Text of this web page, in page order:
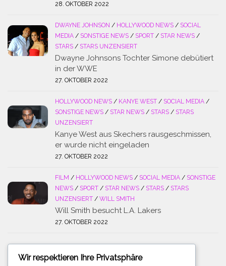
28. OKTOBER 2022
DWAYNE JOHNSON / HOLLYWOOD NEWS / SOCIAL
MEDIA / SONSTIGE NEWS / SPORT / STAR NEWS /
STARS / STARS UNZENSIERT
Dwayne Johnsons Tochter Simone debütiert
in der WWE
27. OKTOBER 2022
HOLLYWOOD NEWS / KANYE WEST / SOCIAL MEDIA /
SONSTIGE NEWS / STAR NEWS / STARS / STARS
UNZENSIERT
Kanye West aus Skechers rausgeschmissen,
er wurde nicht eingeladen
27. OKTOBER 2022
FILM / HOLLYWOOD NEWS / SOCIAL MEDIA / SONSTIGE
NEWS / SPORT / STAR NEWS / STARS / STARS
UNZENSIERT / WILL SMITH
Will Smith besucht L.A. Lakers
27. OKTOBER 2022
Wir respektieren Ihre Privatsphäre